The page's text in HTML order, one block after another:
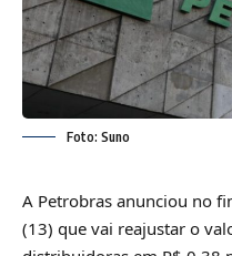
Foto: Suno
A Petrobras anunciou no
(13) que vai reajustar o